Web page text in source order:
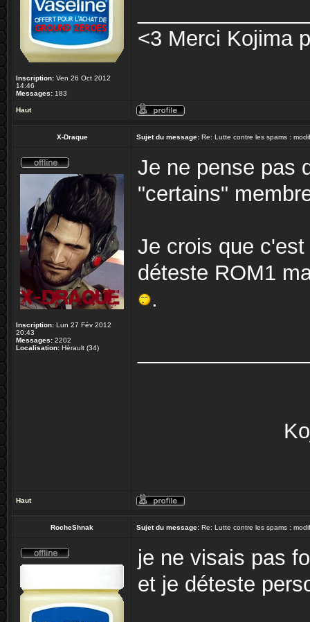
Inscription: Ven 26 Oct 2012
14:46
Messages: 183
<3 Merci Kojima
Haut
X-Draque Sujet du message: Re: Lutte contre les spams :
Inscription: Lun 27 Fév 2012
20:43
Messages: 2202
Localisation: Hérault (34)
Je ne pense pas
"certains"
Je crois que
déteste ROM1
.
Haut
RocheShnak Sujet du message: Re: Lutte contre les spams :
je ne visais pas
et je déteste